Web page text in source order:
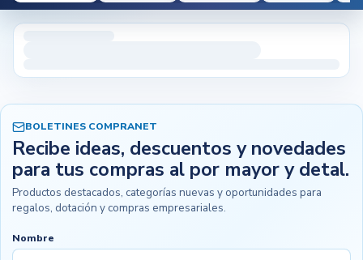
BOLETINES COMPRANET
Recibe ideas, descuentos y novedades
para tus compras al por mayor y detal.
Productos destacados, categorías nuevas y oportunidades para
regalos, dotación y compras empresariales.
Nombre